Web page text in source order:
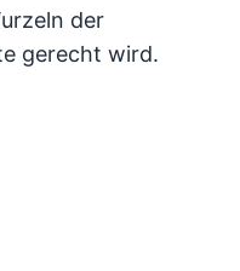
der
gerecht wird.